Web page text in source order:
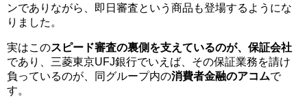
ンでありながら、即日審査という商品も登場するようにな
りました。
実はこのスピード審査の裏側を支えているのが、保証会社
であり、三菱東京UFJ銀行でいえば、その保証業務を請け
負っているのが、同グループ内の消費者金融のアコムで
す。